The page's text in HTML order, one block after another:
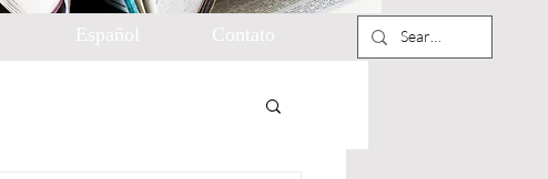
Español Contato